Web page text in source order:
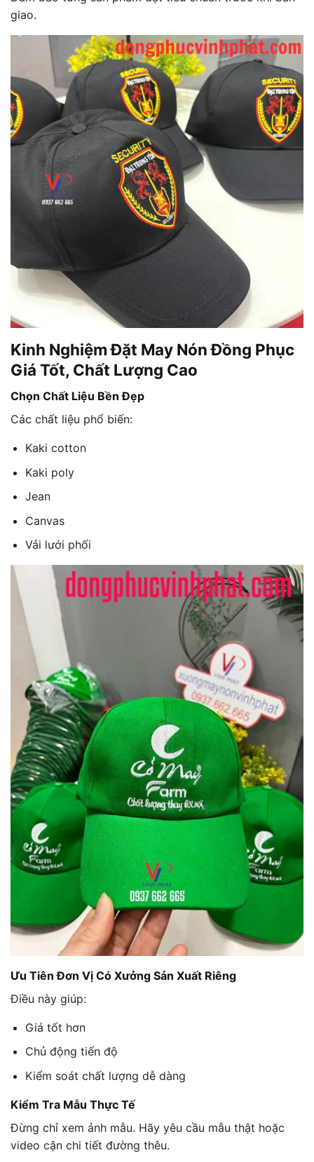
giao.
Kinh Nghiệm Đặt May Nón Đồng Phục
Giá Tốt, Chất Lượng Cao
Chọn Chất Liệu Bền Đẹp
Các chất liệu phổ biến:
Kaki cotton
Kaki poly
Jean
Canvas
Vải lưới phối
Ưu Tiên Đơn Vị Có Xưởng Sản Xuất Riêng
Điều này giúp:
Giá tốt hơn
Chủ động tiến độ
Kiểm soát chất lượng dễ dàng
Kiểm Tra Mẫu Thực Tế
Đừng chỉ xem ảnh mẫu. Hãy yêu cầu mẫu thật hoặc
video cận chi tiết đường thêu.